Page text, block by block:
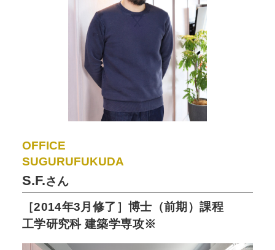
OFFICE
SUGURUFUKUDA
S.F.さん
［2014年3月修了］博士（前期）課程
工学研究科 建築学専攻※